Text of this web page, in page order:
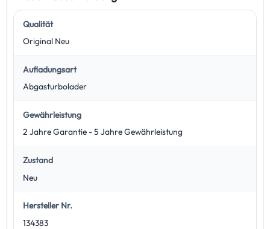
Qualität
Original Neu
Aufladungsart
Abgasturbolader
Gewährleistung
2 Jahre Garantie - 5 Jahre Gewährleistung
Zustand
Neu
Hersteller Nr.
134383